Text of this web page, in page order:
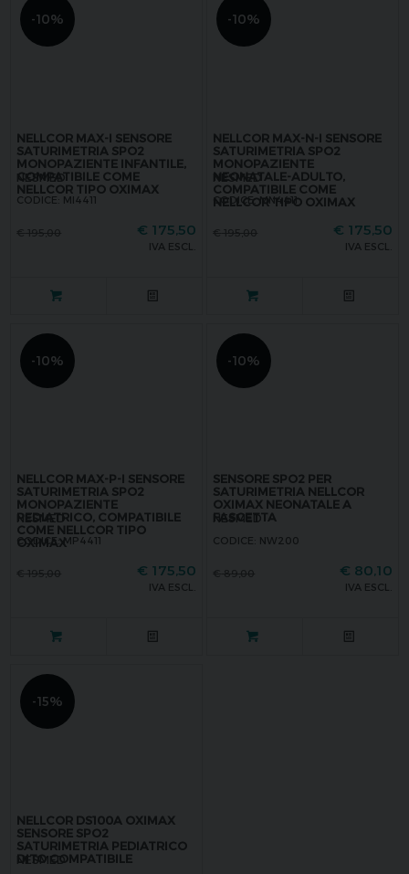
-10%
NELLCOR MAX-I SENSORE
SATURIMETRIA SPO2
MONOPAZIENTE INFANTILE,
COMPATIBILE COME
NELLCOR TIPO OXIMAX
NESMED
CODICE: MI4411
€ 175,50
IVA ESCL.
-10%
NELLCOR MAX-N-I SENSORE
SATURIMETRIA SPO2
MONOPAZIENTE
NEONATALE-ADULTO,
COMPATIBILE COME
NELLCOR TIPO OXIMAX
NESMED
CODICE: MN4411
€ 175,50
IVA ESCL.
-10%
NELLCOR MAX-P-I SENSORE
SATURIMETRIA SPO2
MONOPAZIENTE
PEDIATRICO, COMPATIBILE
COME NELLCOR TIPO
OXIMAX
NESMED
CODICE: MP4411
€ 175,50
IVA ESCL.
-10%
SENSORE SPO2 PER
SATURIMETRIA NELLCOR
OXIMAX NEONATALE A
FASCETTA
NESMED
CODICE: NW200
€ 80,10
IVA ESCL.
-15%
NELLCOR DS100A OXIMAX
SENSORE SPO2
SATURIMETRIA PEDIATRICO
DITO COMPATIBILE
NESMED